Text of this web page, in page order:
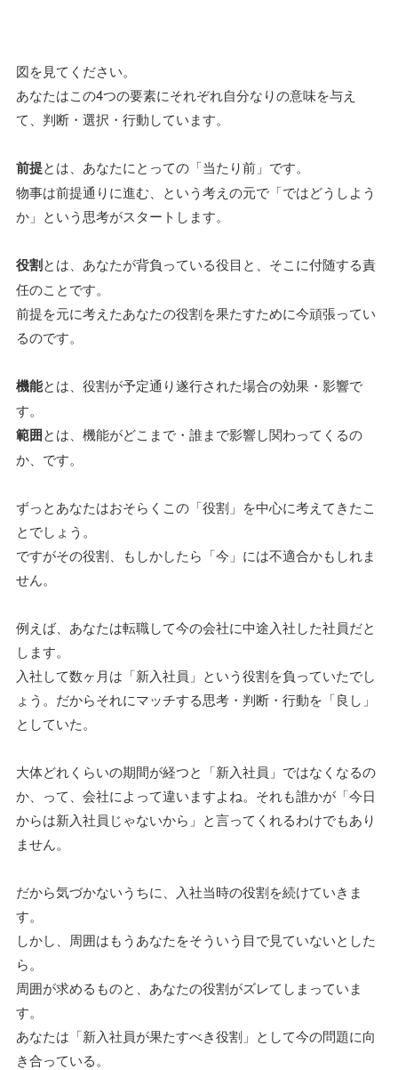
図を見てください。
あなたはこの4つの要素にそれぞれ自分なりの意味を与え
て、判断・選択・行動しています。
前提とは、あなたにとっての「当たり前」です。
物事は前提通りに進む、という考えの元で「ではどうしよう
か」という思考がスタートします。
役割とは、あなたが背負っている役目と、そこに付随する責
任のことです。
前提を元に考えたあなたの役割を果たすために今頑張ってい
るのです。
機能とは、役割が予定通り遂行された場合の効果・影響で
す。
範囲とは、機能がどこまで・誰まで影響し関わってくるの
か、です。
ずっとあなたはおそらくこの「役割」を中心に考えてきたこ
とでしょう。
ですがその役割、もしかしたら「今」には不適合かもしれま
せん。
例えば、あなたは転職して今の会社に中途入社した社員だと
します。
入社して数ヶ月は「新入社員」という役割を負っていたでし
ょう。だからそれにマッチする思考・判断・行動を「良し」
としていた。
大体どれくらいの期間が経つと「新入社員」ではなくなるの
か、って、会社によって違いますよね。それも誰かが「今日
からは新入社員じゃないから」と言ってくれるわけでもあり
ません。
だから気づかないうちに、入社当時の役割を続けていきま
す。
しかし、周囲はもうあなたをそういう目で見ていないとした
ら。
周囲が求めるものと、あなたの役割がズレてしまっていま
す。
あなたは「新入社員が果たすべき役割」として今の問題に向
き合っている。